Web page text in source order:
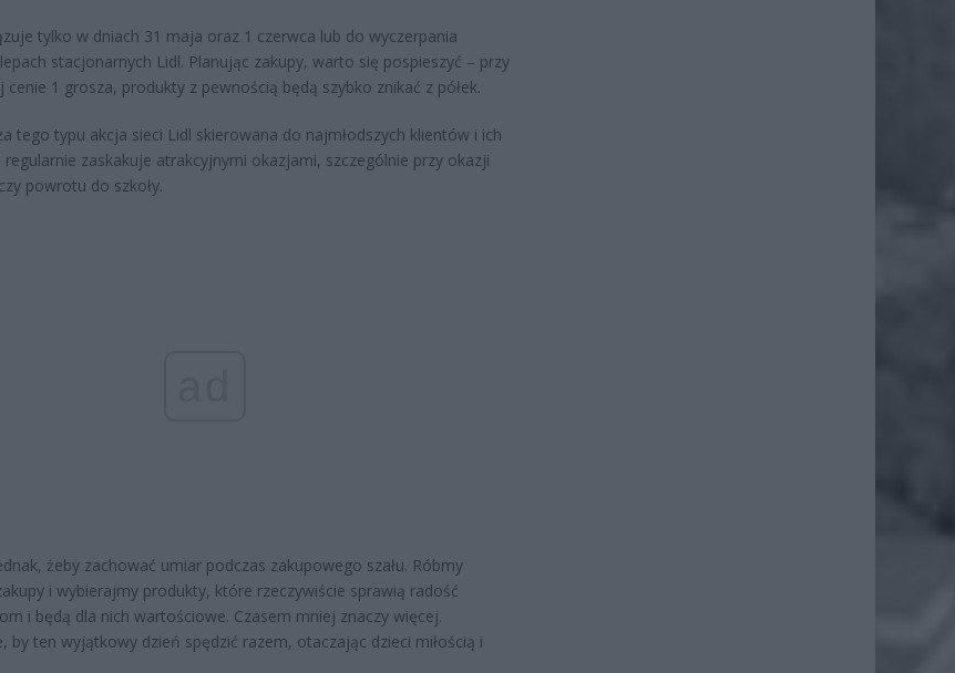
tylko w dniach 31 maja oraz 1 czerwca lub do wyczerpania
stacjonarnych Lidl. Planując zakupy, warto się pospieszyć – przy
1 grosza, produkty z pewnością będą szybko znikać z półek.
tego typu akcja sieci Lidl skierowana do najmłodszych klientów i ich
regularnie zaskakuje atrakcyjnymi okazjami, szczególnie przy okazji
powrotu do szkoły.
żeby zachować umiar podczas zakupowego szału. Róbmy
i wybierajmy produkty, które rzeczywiście sprawią radość
i będą dla nich wartościowe. Czasem mniej znaczy więcej.
by ten wyjątkowy dzień spędzić razem, otaczając dzieci miłością i